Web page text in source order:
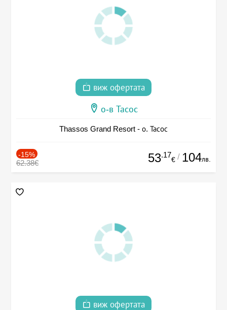
виж офертата
о-в Тасос
Thassos Grand Resort - о. Тасос
-15%
62.38€ 53.17
€ / 104лв.
виж офертата